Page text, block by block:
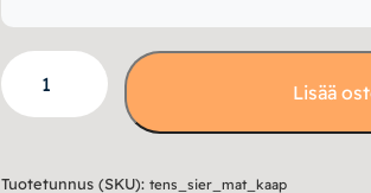
Siera
matala
Lisää
Tuotetunnus (SKU):tens_sier_mat_kaap